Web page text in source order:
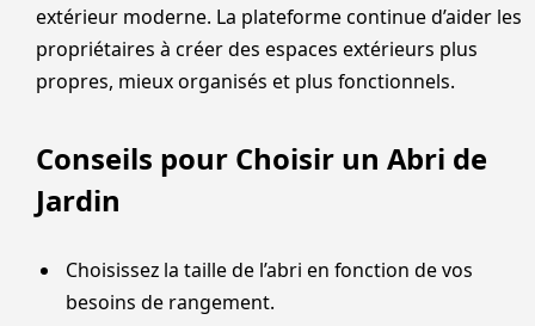
extérieur moderne. La plateforme continue d’aider les
propriétaires à créer des espaces extérieurs plus
propres, mieux organisés et plus fonctionnels.
Conseils pour Choisir un Abri de
Jardin
Choisissez la taille de l’abri en fonction de vos
besoins de rangement.